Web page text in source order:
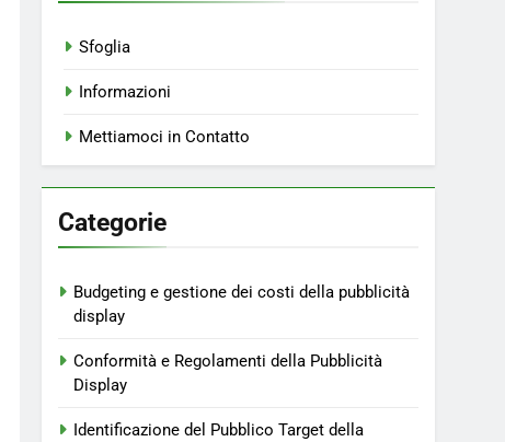
Sfoglia
Informazioni
Mettiamoci in Contatto
Categorie
Budgeting e gestione dei costi della pubblicità
display
Conformità e Regolamenti della Pubblicità
Display
Identificazione del Pubblico Target della